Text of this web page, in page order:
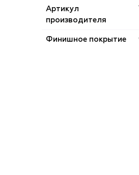
Артикул
производителя
Финишное покрытие